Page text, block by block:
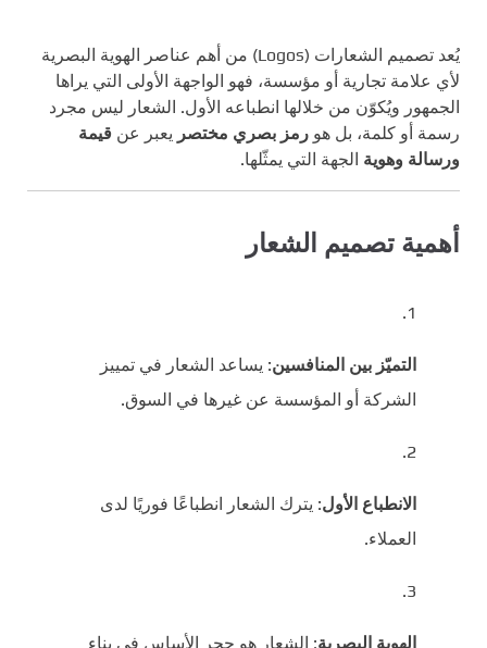
يُعد تصميم الشعارات (Logos) من أهم عناصر الهوية البصرية
لأي علامة تجارية أو مؤسسة، فهو الواجهة الأولى التي يراها
الجمهور ويُكوّن من خلالها انطباعه الأول. الشعار ليس مجرد
رسمة أو كلمة، بل هو رمز بصري مختصر يعبر عن قيمة
ورسالة وهوية الجهة التي يمثّلها.
أهمية تصميم الشعار
التميّز بين المنافسين: يساعد الشعار في تمييز
الشركة أو المؤسسة عن غيرها في السوق.
الانطباع الأول: يترك الشعار انطباعًا فوريًا لدى
العملاء.
الهوية البصرية: الشعار هو حجر الأساس في بناء